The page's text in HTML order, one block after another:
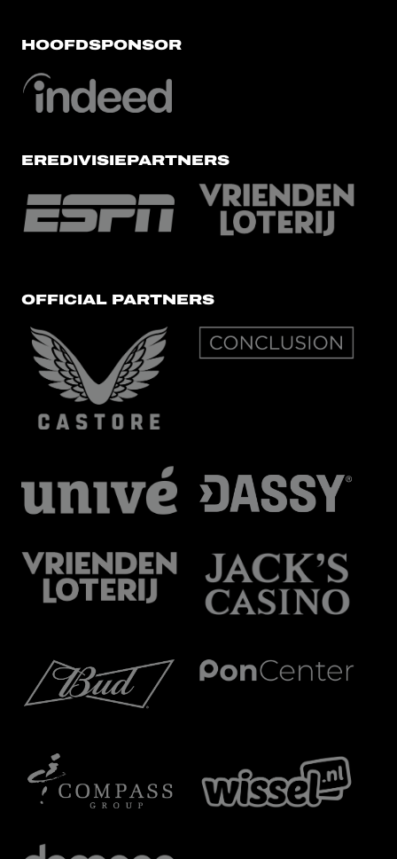
HOOFDSPONSOR
EREDIVISIEPARTNERS
OFFICIAL PARTNERS